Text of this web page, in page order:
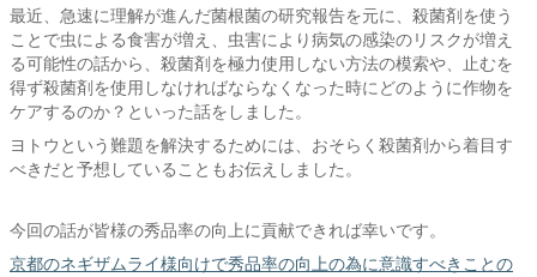
最近、急速に理解が進んだ菌根菌の研究報告を元に、殺菌剤を使う
ことで虫による食害が増え、虫害により病気の感染のリスクが増え
る可能性の話から、殺菌剤を極力使用しない方法の模索や、止むを
得ず殺菌剤を使用しなければならなくなった時にどのように作物を
ケアするのか？といった話をしました。
ヨトウという難題を解決するためには、おそらく殺菌剤から着目す
べきだと予想していることもお伝えしました。
今回の話が皆様の秀品率の向上に貢献できれば幸いです。
京都のネギザムライ様向けで秀品率の向上の為に意識すべきことの